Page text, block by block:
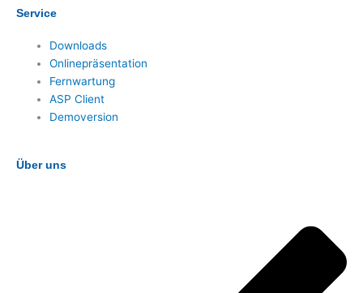
Service
Downloads
Onlinepräsentation
Fernwartung
ASP Client
Demoversion
Über uns